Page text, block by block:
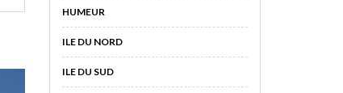
HUMEUR
ILE DU NORD
ILE DU SUD